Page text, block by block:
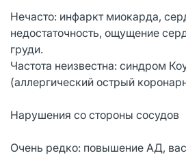
Нечасто: инфаркт миокарда,
недостаточность, ощущение
груди.
Частота неизвестна: синдром
(аллергический острый
Нарушения со стороны сосудов
Очень редко: повышение АД,